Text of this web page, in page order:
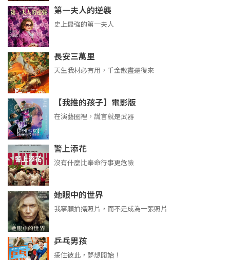
第一夫人的逆襲
史上最強的第一夫人
長安三萬里
天生我材必有用，千金散盡還復來
【我推的孩子】電影版
在演藝圈裡，謊言就是武器
警上添花
沒有什麼比奉命行事更危險
她眼中的世界
我寧願拍攝照片，而不是成為一張照片
乒乓男孩
接住彼此，夢想開始！